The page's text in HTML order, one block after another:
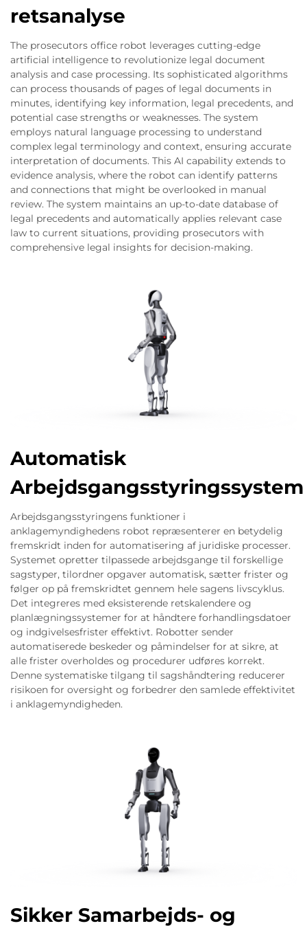
retsanalyse
The prosecutors office robot leverages cutting-edge
artificial intelligence to revolutionize legal document
analysis and case processing. Its sophisticated algorithms
can process thousands of pages of legal documents in
minutes, identifying key information, legal precedents, and
potential case strengths or weaknesses. The system
employs natural language processing to understand
complex legal terminology and context, ensuring accurate
interpretation of documents. This AI capability extends to
evidence analysis, where the robot can identify patterns
and connections that might be overlooked in manual
review. The system maintains an up-to-date database of
legal precedents and automatically applies relevant case
law to current situations, providing prosecutors with
comprehensive legal insights for decision-making.
Automatisk
Arbejdsgangsstyringssystem
Arbejdsgangsstyringens funktioner i
anklagemyndighedens robot repræsenterer en betydelig
fremskridt inden for automatisering af juridiske processer.
Systemet opretter tilpassede arbejdsgange til forskellige
sagstyper, tilordner opgaver automatisk, sætter frister og
følger op på fremskridtet gennem hele sagens livscyklus.
Det integreres med eksisterende retskalendere og
planlægningssystemer for at håndtere forhandlingsdatoer
og indgivelsesfrister effektivt. Robotter sender
automatiserede beskeder og påmindelser for at sikre, at
alle frister overholdes og procedurer udføres korrekt.
Denne systematiske tilgang til sagshåndtering reducerer
risikoen for oversight og forbedrer den samlede effektivitet
i anklagemyndigheden.
Sikker Samarbejds- og